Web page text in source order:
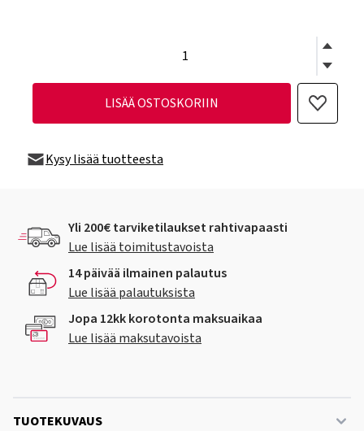
LISÄÄ OSTOSKORIIN
Kysy lisää tuotteesta
Yli 200€ tarviketilaukset rahtivapaasti
Lue lisää toimitustavoista
14 päivää ilmainen palautus
Lue lisää palautuksista
Jopa 12kk korotonta maksuaikaa
Lue lisää maksutavoista
TUOTEKUVAUS